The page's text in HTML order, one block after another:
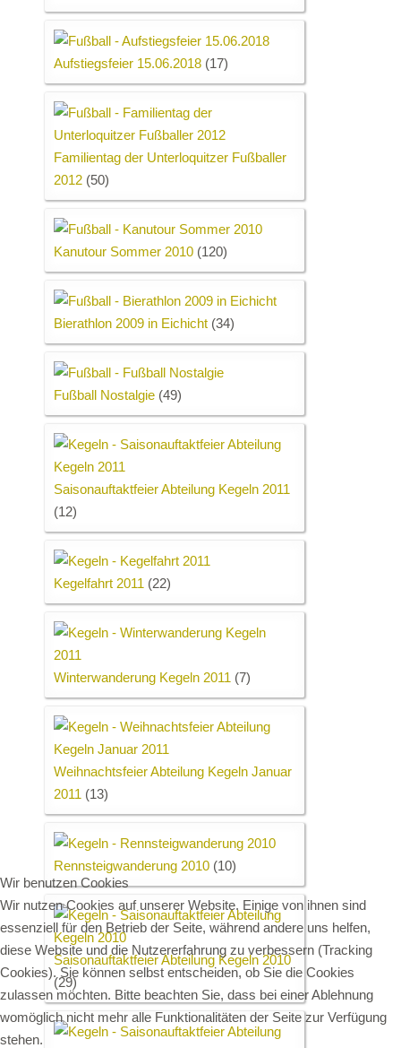
Aufstiegsfeier 15.06.2018 (17)
Familientag der Unterloquitzer Fußballer
2012 (50)
Kanutour Sommer 2010 (120)
Bierathlon 2009 in Eichicht (34)
Fußball Nostalgie (49)
Saisonauftaktfeier Abteilung Kegeln 2011
(12)
Kegelfahrt 2011 (22)
Winterwanderung Kegeln 2011 (7)
Weihnachtsfeier Abteilung Kegeln Januar
2011 (13)
Rennsteigwanderung 2010 (10)
Saisonauftaktfeier Abteilung Kegeln 2010
(29)
Wir benutzen Cookies
Wir nutzen Cookies auf unserer Website. Einige von ihnen sind
essenziell für den Betrieb der Seite, während andere uns helfen,
diese Website und die Nutzererfahrung zu verbessern (Tracking
Cookies). Sie können selbst entscheiden, ob Sie die Cookies
zulassen möchten. Bitte beachten Sie, dass bei einer Ablehnung
womöglich nicht mehr alle Funktionalitäten der Seite zur Verfügung
stehen.